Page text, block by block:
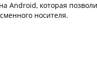
Android, которая
носителя.